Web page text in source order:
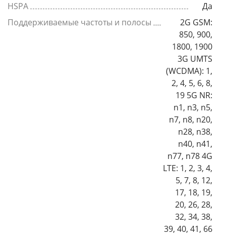
HSPA
Да
Поддерживаемые частоты и полосы
2G GSM:
850, 900,
1800, 1900
3G UMTS
(WCDMA): 1,
2, 4, 5, 6, 8,
19 5G NR:
n1, n3, n5,
n7, n8, n20,
n28, n38,
n40, n41,
n77, n78 4G
LTE: 1, 2, 3, 4,
5, 7, 8, 12,
17, 18, 19,
20, 26, 28,
32, 34, 38,
39, 40, 41, 66